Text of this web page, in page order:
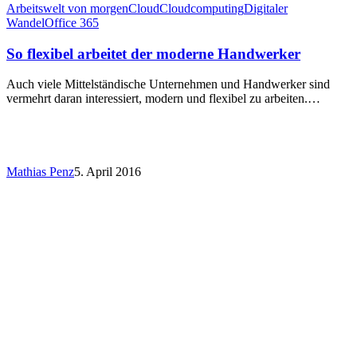
Arbeitswelt von morgenCloudCloudcomputingDigitaler
WandelOffice 365
So flexibel arbeitet der moderne Handwerker
Auch viele Mittelständische Unternehmen und Handwerker sind
vermehrt daran interessiert, modern und flexibel zu arbeiten.…
Mathias Penz5. April 2016